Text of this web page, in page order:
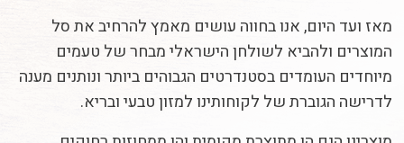
מאז ועד היום, אנו בחווה עושים מאמץ להרחיב את סל
המוצרים ולהביא לשולחן הישראלי מבחר של טעמים
מיוחדים העומדים בסטנדרטים הגבוהים ביותר ונותנים מענה
לדרישה הגוברת של לקוחותינו למזון טבעי ובריא.